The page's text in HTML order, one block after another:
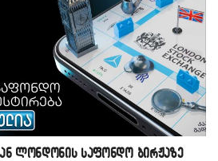
ლონდონის საფონდო ბირჟაზე